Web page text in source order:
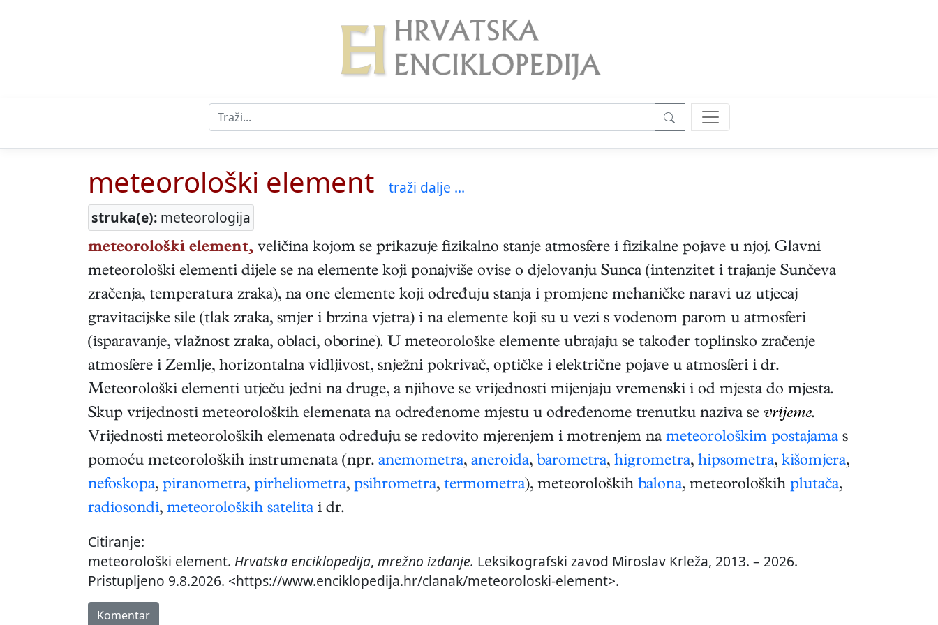
meteorološki element
traži dalje ...
struka(e): meteorologija
meteorološki element, veličina kojom se prikazuje fizikalno stanje atmosfere i fizikalne pojave u njoj. Glavni
meteorološki elementi dijele se na elemente koji ponajviše ovise o djelovanju Sunca (intenzitet i trajanje Sunčeva
zračenja, temperatura zraka), na one elemente koji određuju stanja i promjene mehaničke naravi uz utjecaj
gravitacijske sile (tlak zraka, smjer i brzina vjetra) i na elemente koji su u vezi s vodenom parom u atmosferi
(isparavanje, vlažnost zraka, oblaci, oborine). U meteorološke elemente ubrajaju se također toplinsko zračenje
atmosfere i Zemlje, horizontalna vidljivost, snježni pokrivač, optičke i električne pojave u atmosferi i dr.
Meteorološki elementi utječu jedni na druge, a njihove se vrijednosti mijenjaju vremenski i od mjesta do mjesta.
Skup vrijednosti meteoroloških elemenata na određenome mjestu u određenome trenutku naziva se vrijeme.
Vrijednosti meteoroloških elemenata određuju se redovito mjerenjem i motrenjem na meteorološkim postajama s
pomoću meteoroloških instrumenata (npr. anemometra, aneroida, barometra, higrometra, hipsometra, kišomjera,
nefoskopa, piranometra, pirheliometra, psihrometra, termometra), meteoroloških balona, meteoroloških plutača,
radiosondi, meteoroloških satelita i dr.
Citiranje:
meteorološki element. Hrvatska enciklopedija, mrežno izdanje. Leksikografski zavod Miroslav Krleža, 2013. – 2026.
Pristupljeno 9.8.2026. <https://www.enciklopedija.hr/clanak/meteoroloski-element>.
Komentar